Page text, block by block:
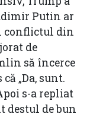
Putin ar
conflictul din
de
să încerce
„Da, sunt.
s-a repliat
destul de bun